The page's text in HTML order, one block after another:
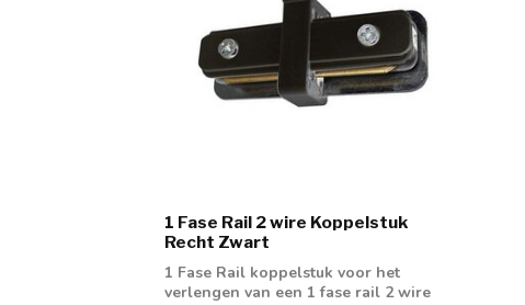
1 Fase Rail 2 wire Koppelstuk
Recht Zwart
1 Fase Rail koppelstuk voor het
verlengen van een 1 fase rail 2 wire